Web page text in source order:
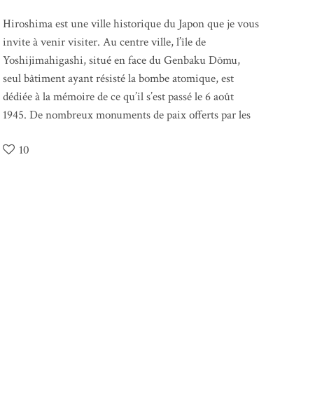
Hiroshima est une ville historique du Japon que je vous
invite à venir visiter. Au centre ville, l’île de
Yoshijimahigashi, situé en face du Genbaku Dōmu,
seul bâtiment ayant résisté la bombe atomique, est
dédiée à la mémoire de ce qu’il s’est passé le 6 août
1945. De nombreux monuments de paix offerts par les
10